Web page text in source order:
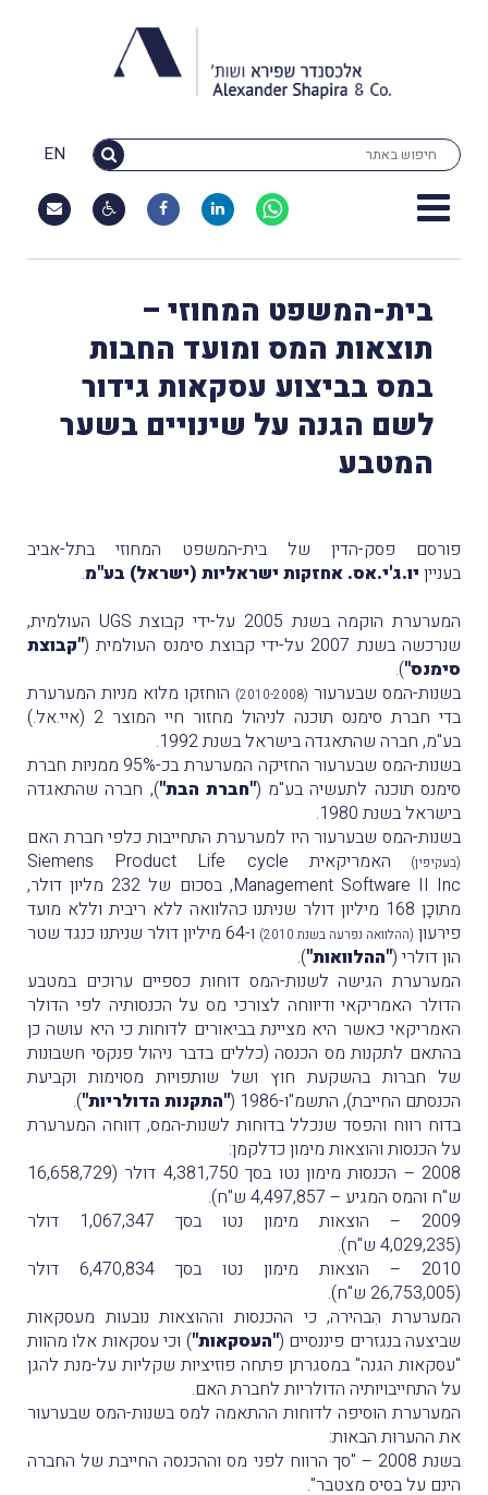
EN
בית-המשפט המחוזי –
תוצאות המס ומועד החבות
במס בביצוע עסקאות גידור
לשם הגנה על שינויים בשער
המטבע
פורסם פסק-הדין של בית-המשפט המחוזי בתל-אביב
בעניין יו.ג'י.אס. אחזקות ישראליות (ישראל) בע"מ.
המערערת הוקמה בשנת 2005 על-ידי קבוצת UGS העולמית,
שנרכשה בשנת 2007 על-ידי קבוצת סימנס העולמית (
"קבוצת
סימנס").
בשנות-המס שבערעור (2010-2008)
הוחזקו מלוא מניות המערערת
בדי חברת סימנס תוכנה לניהול מחזור חיי המוצר 2 (איי.אל.)
בע"מ, חברה שהתאגדה בישראל בשנת 1992.
בשנות-המס שבערעור החזיקה המערערת בכ-95% ממניות חברת
סימנס תוכנה לתעשיה בע"מ ("חברת הבת"), חברה שהתאגדה
בישראל בשנת 1980.
בשנות-המס שבערעור היו למערערת התחייבות כלפי חברת האם
(בעקיפין)
האמריקאית Siemens Product Life cycle
Management Software II Inc, בסכום של 232 מליון דולר,
מתוכָן 168 מיליון דולר שניתנו כהלוואה ללא ריבית וללא מועד
פירעון (ההלוואה נפרעה בשנת 2010)
ו-64 מיליון דולר שניתנו כנגד שטר
הון דולרי ("ההלוואות").
המערערת הגישה לשנות-המס דוחות כספיים ערוכים במטבע
הדולר האמריקאי ודיווחה לצורכי מס על הכנסותיה לפי הדולר
האמריקאי כאשר היא מציינת בביאורים לדוחות כי היא עושה כן
בהתאם לתקנות מס הכנסה (כללים בדבר ניהול פנקסי חשבונות
של חברות בהשקעת חוץ ושל שותפויות מסוימות וקביעת
הכנסתם החייבת), התשמ"ו-1986 (
"התקנות הדולריות").
בדוח רווח והפסד שנכלל בדוחות לשנות-המס, דִווחה המערערת
על הכנסות והוצאות מימון כדלקמן:
2008 – הכנסות מימון נטו בסך 4,381,750 דולר (16,658,729
ש"ח והמס המגיע – 4,497,857 ש"ח).
2009 – הוצאות מימון נטו בסך 1,067,347 דולר
(4,029,235 ש"ח).
2010 – הוצאות מימון נטו בסך 6,470,834 דולר
(26,753,005 ש"ח).
המערערת הִבהירה, כי ההכנסות וההוצאות נובעות מעסקאות
שביצעה בנגזרים פיננסיים ("העסקאות") וכי עסקאות אלו מהוות
"עסקאות הגנה" במסגרתן פתחה פוזיציות שקליות על-מנת להגן
על התחייבויותיה הדולריות לחברת האם.
המערערת הוסיפה לדוחות ההתאמה למס בשנות-המס שבערעור
את ההערות הבאות:
בשנת 2008 – "סך הרווח לפני מס וההכנסה החייבת של החברה
הינם על בסיס מצטבר".